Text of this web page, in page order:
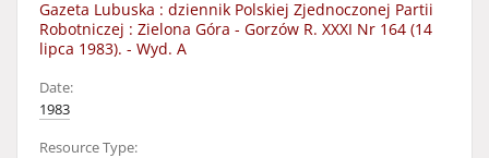
Gazeta Lubuska : dziennik Polskiej Zjednoczonej Partii
Robotniczej : Zielona Góra - Gorzów R. XXXI Nr 164 (14
lipca 1983). - Wyd. A
Date:
1983
Resource Type: